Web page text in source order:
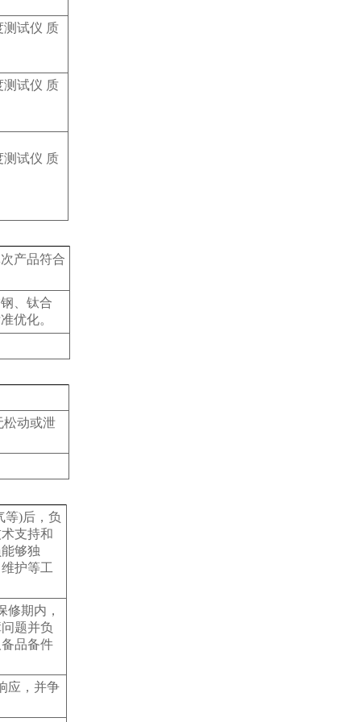
产品符合
、钛合
优化。
松动或泄
等)后，负
支持和
够独
护等工
修期内，
题并负
品备件
应，并争